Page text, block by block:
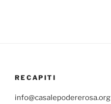
RECAPITI
info@casalepodererosa.org